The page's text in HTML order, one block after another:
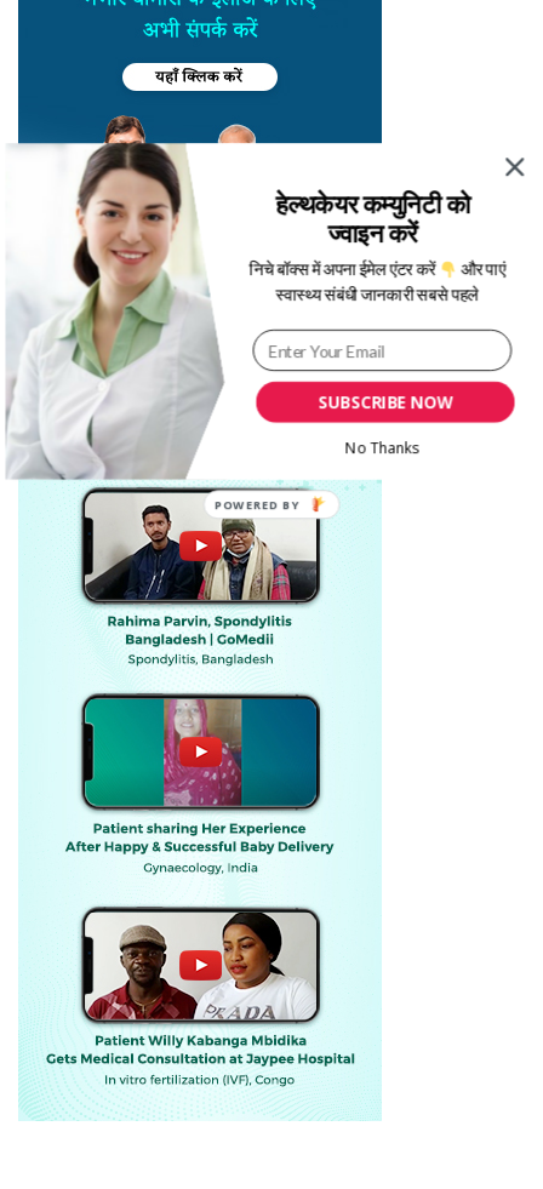
SUBSCRIBE NOW
हेल्थकेयर कम्युनिटी को
ज्वाइन करें
निचे बॉक्स में अपना ईमेल एंटर करें
और पाएं
स्वास्थ्य संबंधी जानकारी सबसे पहले
No Thanks